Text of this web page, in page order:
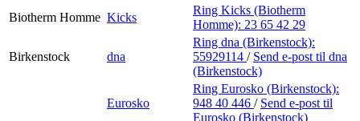
Biotherm Homme Kicks
Ring Kicks (Biotherm
Homme): 23 65 42 29
Birkenstock dna
Ring dna (Birkenstock):
55929114 / Send e-post til dna
(Birkenstock)
Eurosko
Ring Eurosko (Birkenstock):
948 40 446 / Send e-post til
Eurosko (Birkenstock)